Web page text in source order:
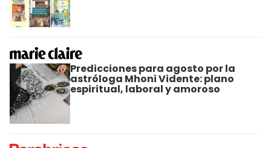
Predicciones para agosto por la
astróloga Mhoni Vidente: plano
espiritual, laboral y amoroso